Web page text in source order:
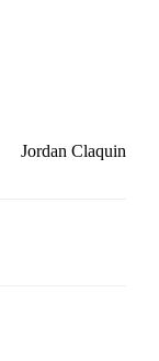
Jordan Claquin